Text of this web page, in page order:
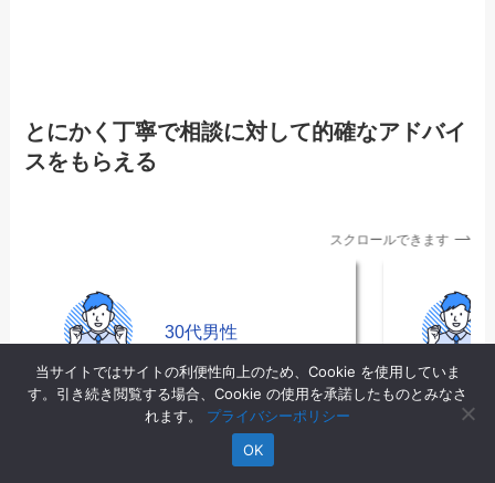
とにかく丁寧で相談に対して的確なアドバイ
スをもらえる
スクロールできます
30代男性
まず、仕事を決める際の面接対策
当サイトではサイトの利便性向上のため、Cookie を使用していま
す。引き続き閲覧する場合、Cookie の使用を承諾したものとみなさ
れます。 プライバシーポリシー
OK